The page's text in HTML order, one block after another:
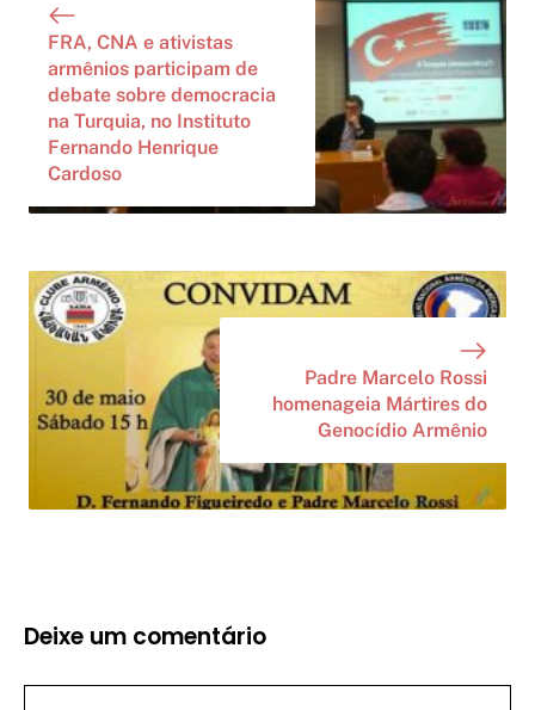
FRA, CNA e ativistas
armênios participam de
debate sobre democracia
na Turquia, no Instituto
Fernando Henrique
Cardoso
Padre Marcelo Rossi
homenageia Mártires do
Genocídio Armênio
Deixe um comentário